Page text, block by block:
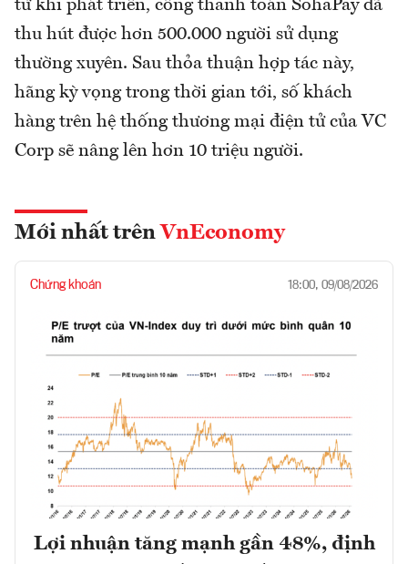
từ khi phát triển, cổng thanh toán SohaPay đã
thu hút được hơn 500.000 người sử dụng
thường xuyên. Sau thỏa thuận hợp tác này,
hãng kỳ vọng trong thời gian tới, số khách
hàng trên hệ thống thương mại điện tử của VC
Corp sẽ nâng lên hơn 10 triệu người.
Mới nhất trên VnEconomy
Chứng khoán 18:00, 09/08/2026
Lợi nhuận tăng mạnh gần 48%, định